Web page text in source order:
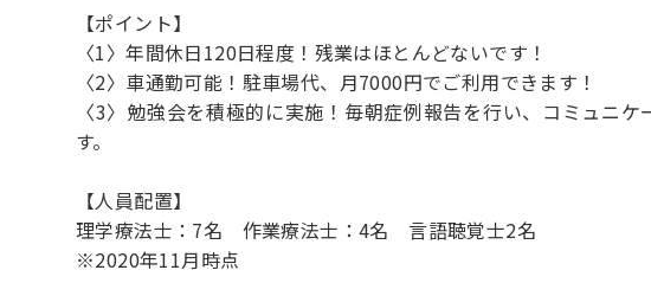
【ポイント】
〈1〉年間休日120日程度！残業はほとんどないです！
〈2〉車通勤可能！駐車場代、月7000円でご利用できます！
〈3〉勉強会を積極的に実施！毎朝症例報告を行い、コミュニ
す。
【人員配置】
理学療法士：7名 作業療法士：4名 言語聴覚士2名
※2020年11月時点